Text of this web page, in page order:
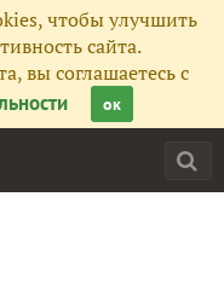
чтобы улучшить
сайта.
вы соглашаетесь с
ок